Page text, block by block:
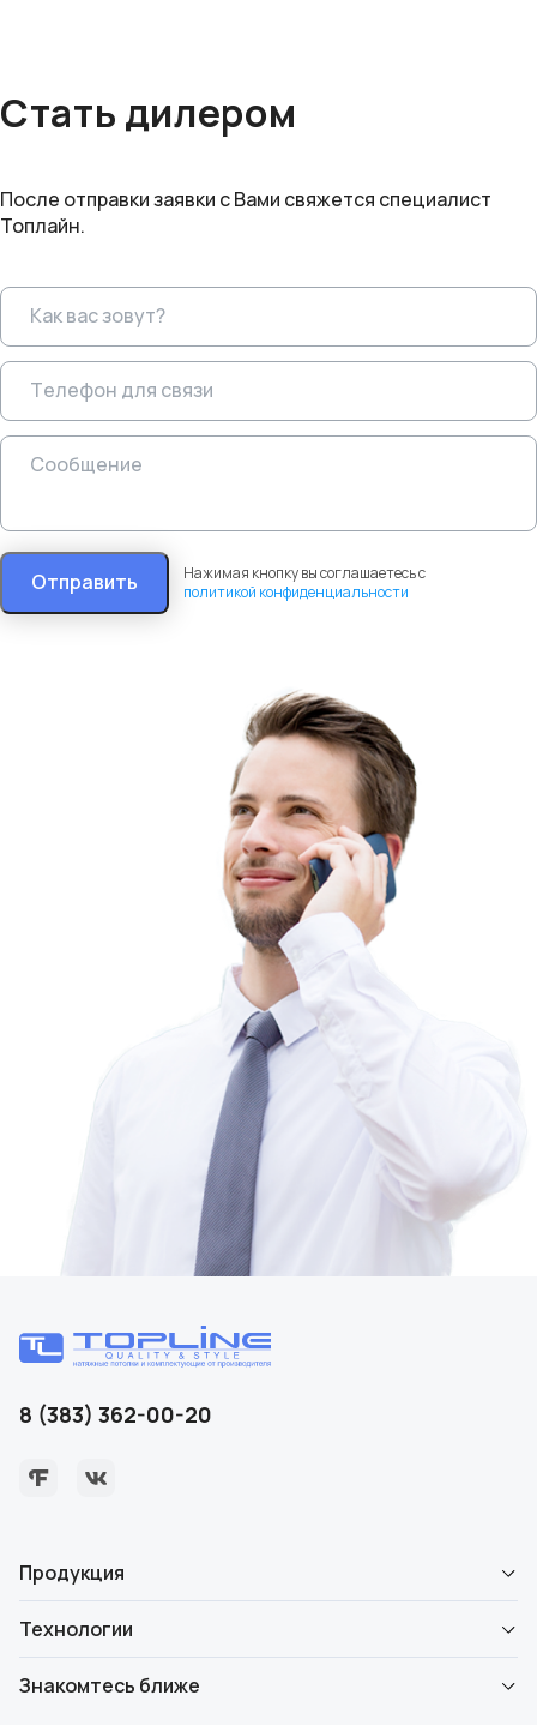
Стать дилером
После отправки заявки с Вами свяжется специалист
Топлайн.
Отправить
Нажимая кнопку вы соглашаетесь с
политикой конфиденциальности
8 (383) 362-00-20
Продукция
Технологии
Знакомтесь ближе